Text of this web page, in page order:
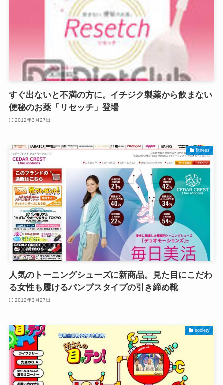
すぐ出ないと不満の方に。イチジク製薬から飲まない
便秘のお薬「リセッチ」登場
2012年3月27日
fitness
人気のトーニングシューズに新商品。見た目にこだわ
る女性も履けるパンプスタイプの引き締め靴
2012年3月27日
society